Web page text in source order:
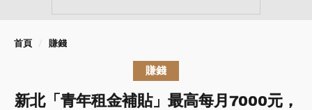
首頁 賺錢
賺錢
新北「青年租金補貼」最高每月7000元，